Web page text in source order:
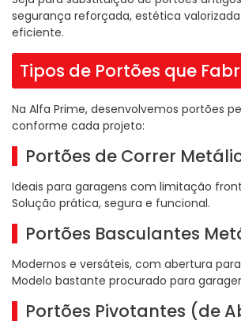
segurança reforçada, estética
eficiente.
Tipos de Portões que
Na Alfa Prime, desenvolvemos portões
conforme cada projeto:
Portões de Correr
Ideais para garagens com limitação
Solução prática, segura e funcional.
Portões Basculantes
Modernos e versáteis, com abertura
Modelo bastante procurado para
Portões Pivotantes (de